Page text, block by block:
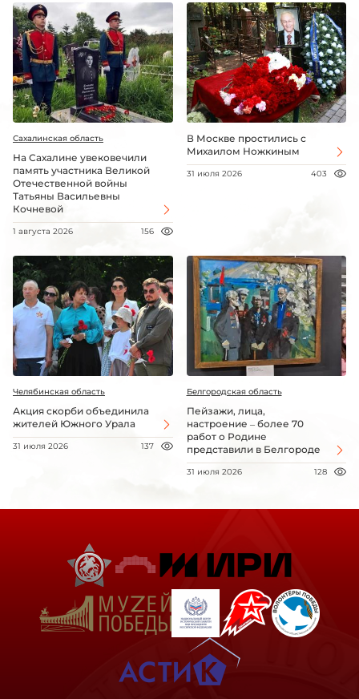
Сахалинская область
На Сахалине увековечили
память участника Великой
Отечественной войны
Татьяны Васильевны
Кочневой
1 августа 2026 156
В Москве простились с
Михаилом Ножкиным
31 июля 2026 403
Челябинская область
Акция скорби объединила
жителей Южного Урала
31 июля 2026 137
Белгородская область
Пейзажи, лица,
настроение – более 70
работ о Родине
представили в Белгороде
31 июля 2026 128